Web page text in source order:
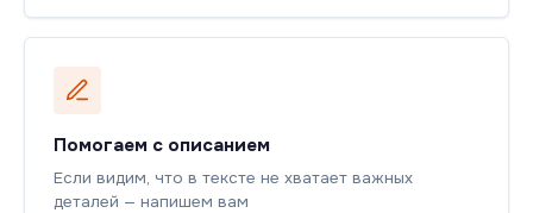
Помогаем с описанием
Если видим, что в тексте не хватает важных
деталей — напишем вам